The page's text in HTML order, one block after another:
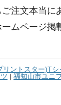
ご注文本当
ームページ
リントスター)Tシ
| 福知山市ユニ